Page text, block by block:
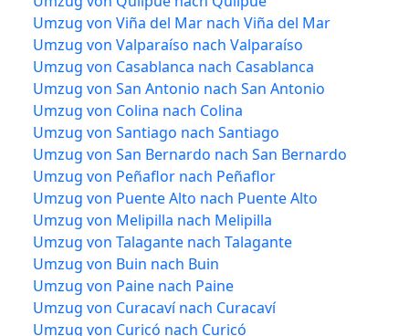
Umzug von Viña del Mar nach Viña del Mar
Umzug von Valparaíso nach Valparaíso
Umzug von Casablanca nach Casablanca
Umzug von San Antonio nach San Antonio
Umzug von Colina nach Colina
Umzug von Santiago nach Santiago
Umzug von San Bernardo nach San Bernardo
Umzug von Peñaflor nach Peñaflor
Umzug von Puente Alto nach Puente Alto
Umzug von Melipilla nach Melipilla
Umzug von Talagante nach Talagante
Umzug von Buin nach Buin
Umzug von Paine nach Paine
Umzug von Curacaví nach Curacaví
Umzug von Curicó nach Curicó